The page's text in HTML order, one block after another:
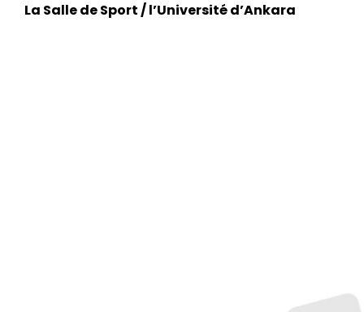
La Salle de Sport / l’Université d’Ankara